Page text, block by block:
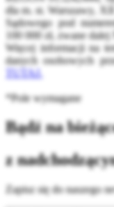
dla m. st. Warszawy,
Sądowego pod
100 000 zł, zwane
Więcej informacji na
danych osobowych
TUTAJ.
*Pole wymagane
Bądź na
z
Zapisz się do naszego